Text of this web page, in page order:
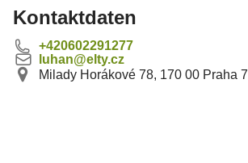
Kontaktdaten
+420602291277
luhan@elty.cz
Milady Horákové 78, 170 00 Praha 7